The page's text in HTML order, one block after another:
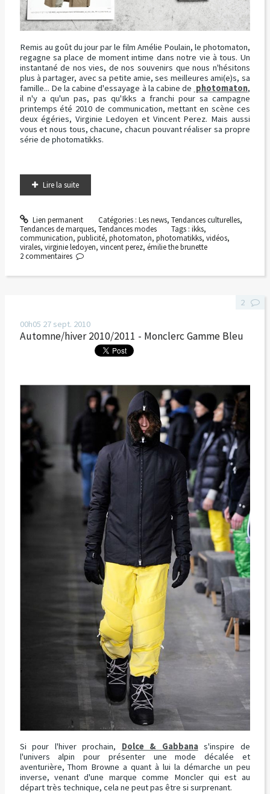
Remis au goût du jour par le film Amélie Poulain, le photomaton,
regagne sa place de moment intime dans notre vie à tous. Un
instantané de nos vies, de nos souvenirs que nous n'hésitons
plus à partager, avec sa petite amie, ses meilleures ami(e)s, sa
famille... De la cabine d'essayage à la cabine de photomaton,
il n'y a qu'un pas, pas qu'Ikks a franchi pour sa campagne
printemps été 2010 de communication, mettant en scène ces
deux égéries, Virginie Ledoyen et Vincent Perez. Mais aussi
vous et nous tous, chacune, chacun pouvant réaliser sa propre
série de photomatikks.
Lire la suite
Lien permanent Catégories : Les news, Tendances culturelles,
Tendances de marques, Tendances modes Tags :ikks,
communication, publicité, photomaton, photomatikks, vidéos,
virales, virginie ledoyen, vincent perez, émilie the brunette
2 commentaires
00h05 27 sept. 2010
Automne/hiver 2010/2011 - Monclerc Gamme Bleu
Si pour l'hiver prochain, Dolce & Gabbanas'inspire de
l'univers alpin pour présenter une mode décalée et
aventurière, Thom Browne a quant à lui la démarche un peu
inverse, venant d'une marque comme Moncler qui est au
départ très technique, cela ne peut pas être si surprenant.
2